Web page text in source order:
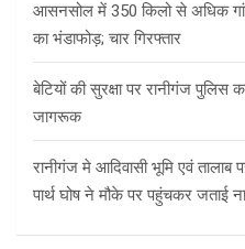
आसनसोल में 350 किलो से अधिक
का भंडाफोड़; चार गिरफ्तार
बेटियों की सुरक्षा पर रानीगंज पुलिस
जागरूक
रानीगंज मे आदिवासी भूमि एवं
पार्थ घोष ने मौके पर पहुंचकर जताई